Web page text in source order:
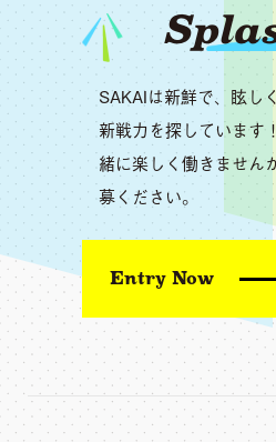
SAKAIは新鮮で、眩し
新戦力を探しています
緒に楽しく働きません
募ください。
Entry Now